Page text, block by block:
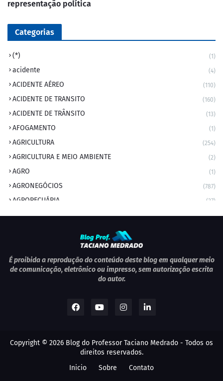
representação política
Categorias
(*) (1)
acidente (4)
ACIDENTE AÉREO (110)
ACIDENTE DE TRANSITO (160)
ACIDENTE DE TRÂNSITO (13)
AFOGAMENTO (1)
AGRICULTURA (254)
AGRICULTURA E MEIO AMBIENTE (2)
AGRO (1)
AGRONEGÓCIOS (787)
AGROPECUÁRIA (37)
AMBIENTE (9)
ANIVERSÁRIO DA CIDADE
ANIVERSÁRIOS (1)
APEXBRASIL (1)
AVIAÇÃO (1)
É proibida a reprodução do conteúdo deste blog em qualquer meio
de comunicação, eletrônico ou impresso, sem autorização escrita
do autor.
Copyright © 2026 Blog do Professor Taciano Medrado - Todos os
direitos reservados.
Inicio
Sobre Contato